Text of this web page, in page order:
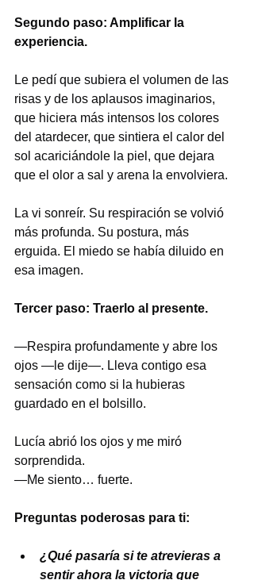
Segundo paso: Amplificar la
experiencia.
Le pedí que subiera el volumen de las
risas y de los aplausos imaginarios,
que hiciera más intensos los colores
del atardecer, que sintiera el calor del
sol acariciándole la piel, que dejara
que el olor a sal y arena la envolviera.
La vi sonreír. Su respiración se volvió
más profunda. Su postura, más
erguida. El miedo se había diluido en
esa imagen.
Tercer paso: Traerlo al presente.
—Respira profundamente y abre los
ojos —le dije—. Lleva contigo esa
sensación como si la hubieras
guardado en el bolsillo.
Lucía abrió los ojos y me miró
sorprendida.
—Me siento… fuerte.
Preguntas poderosas para ti:
¿Qué pasaría si te atrevieras a
sentir ahora la victoria que